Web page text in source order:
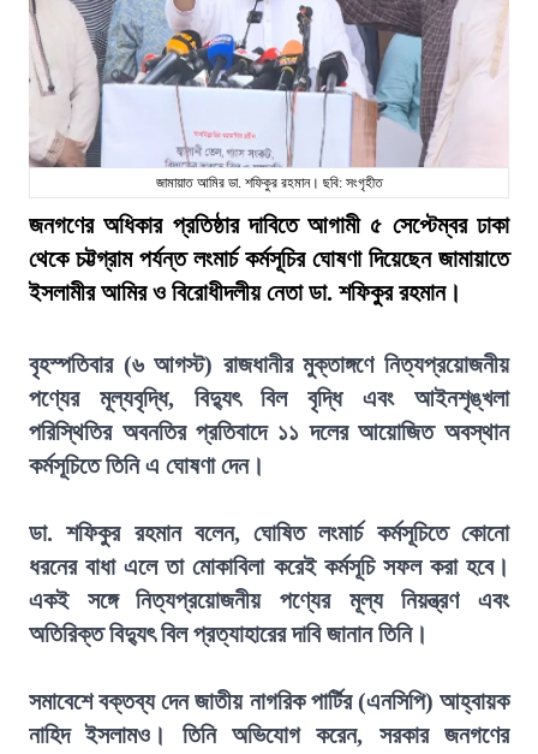
জামায়াত আমির ডা. শফিকুর রহমান। ছবি: সংগৃহীত
জনগণের অধিকার প্রতিষ্ঠার দাবিতে আগামী ৫ সেপ্টেম্বর ঢাকা
থেকে চট্টগ্রাম পর্যন্ত লংমার্চ কর্মসূচির ঘোষণা দিয়েছেন জামায়াতে
ইসলামীর আমির ও বিরোধীদলীয় নেতা ডা. শফিকুর রহমান।
বৃহস্পতিবার (৬ আগস্ট) রাজধানীর মুক্তাঙ্গণে নিত্যপ্রয়োজনীয়
পণ্যের মূল্যবৃদ্ধি, বিদ্যুৎ বিল বৃদ্ধি এবং আইনশৃঙ্খলা
পরিস্থিতির অবনতির প্রতিবাদে ১১ দলের আয়োজিত অবস্থান
কর্মসূচিতে তিনি এ ঘোষণা দেন।
ডা. শফিকুর রহমান বলেন, ঘোষিত লংমার্চ কর্মসূচিতে কোনো
ধরনের বাধা এলে তা মোকাবিলা করেই কর্মসূচি সফল করা হবে।
একই সঙ্গে নিত্যপ্রয়োজনীয় পণ্যের মূল্য নিয়ন্ত্রণ এবং
অতিরিক্ত বিদ্যুৎ বিল প্রত্যাহারের দাবি জানান তিনি।
সমাবেশে বক্তব্য দেন জাতীয় নাগরিক পার্টির (এনসিপি) আহ্বায়ক
নাহিদ ইসলামও। তিনি অভিযোগ করেন, সরকার জনগণের